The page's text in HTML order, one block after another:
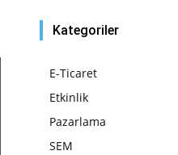
Kategoriler
E-Ticaret
Etkinlik
Pazarlama
SEM